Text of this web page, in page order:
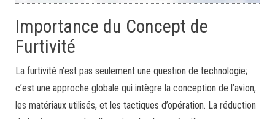
Importance du Concept de
Furtivité
La furtivité n’est pas seulement une question de technologie;
c’est une approche globale qui intègre la conception de l’avion,
les matériaux utilisés, et les tactiques d’opération. La réduction